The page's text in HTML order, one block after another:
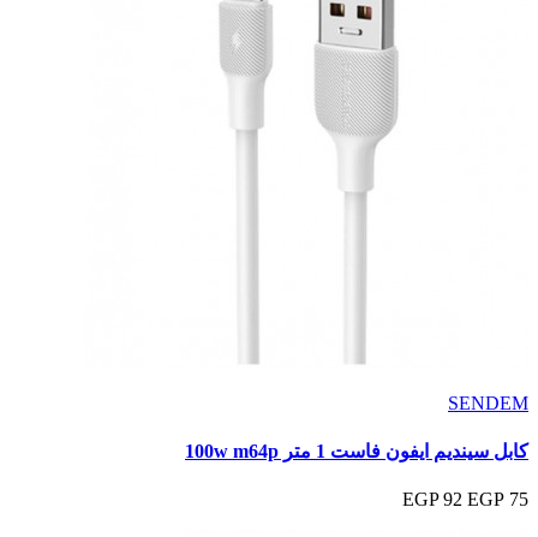
SENDEM
كابل سينديم ايفون فاست 1 متر 100w m64p
75 EGP
92 EGP